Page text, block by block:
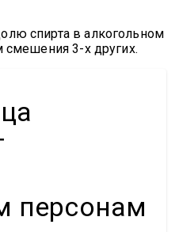
спирта в алкогольном
смешения 3-х других.
персонам